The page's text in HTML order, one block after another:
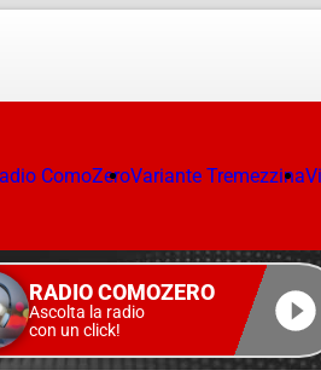
ComoZeroVariante Tremezzina
RADIO COMOZERO
Ascolta la radio
con un click!